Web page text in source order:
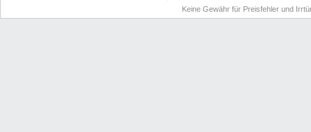
Keine Gewähr für Preisfehler und